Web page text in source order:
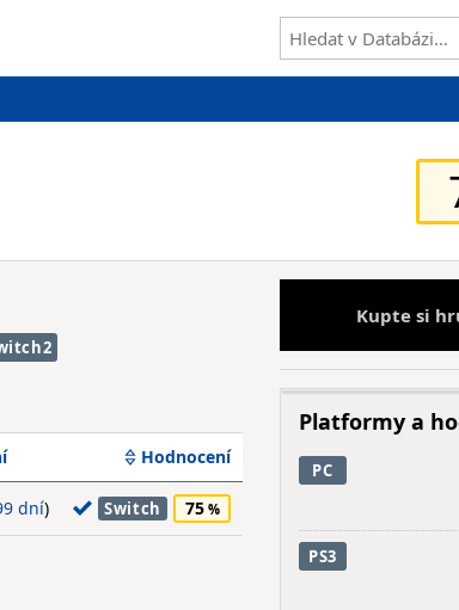
Hodnocení
dní) Switch 75
Kupte si
Platformy a
PC
PS3